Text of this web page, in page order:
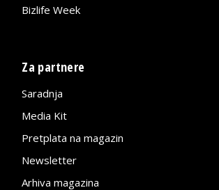
Bizlife Week
Za partnere
Saradnja
Media Kit
Pretplata na magazin
Newsletter
Arhiva magazina